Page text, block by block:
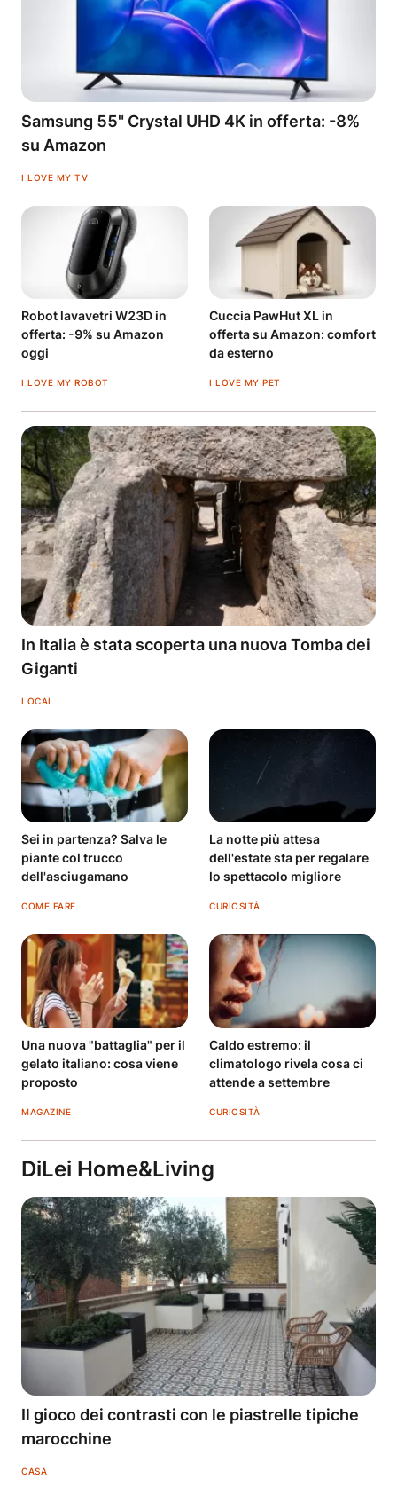
Samsung 55" Crystal UHD 4K in offerta: -8%
su Amazon
I LOVE MY TV
Robot lavavetri W23D in
offerta: -9% su Amazon
oggi
I LOVE MY ROBOT
Cuccia PawHut XL in
offerta su Amazon: comfort
da esterno
I LOVE MY PET
In Italia è stata scoperta una nuova Tomba dei
Giganti
LOCAL
Sei in partenza? Salva le
piante col trucco
dell'asciugamano
COME FARE
La notte più attesa
dell'estate sta per regalare
lo spettacolo migliore
CURIOSITÀ
Una nuova "battaglia" per il
gelato italiano: cosa viene
proposto
MAGAZINE
Caldo estremo: il
climatologo rivela cosa ci
attende a settembre
CURIOSITÀ
DiLei Home&Living
Il gioco dei contrasti con le piastrelle tipiche
marocchine
CASA